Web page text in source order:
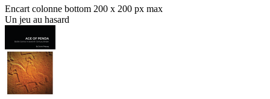
Encart colonne bottom 200 x 200 px max
Un jeu au hasard